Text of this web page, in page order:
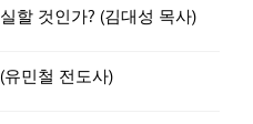
할 것인가? (김대성 목사)
민철 전도사)